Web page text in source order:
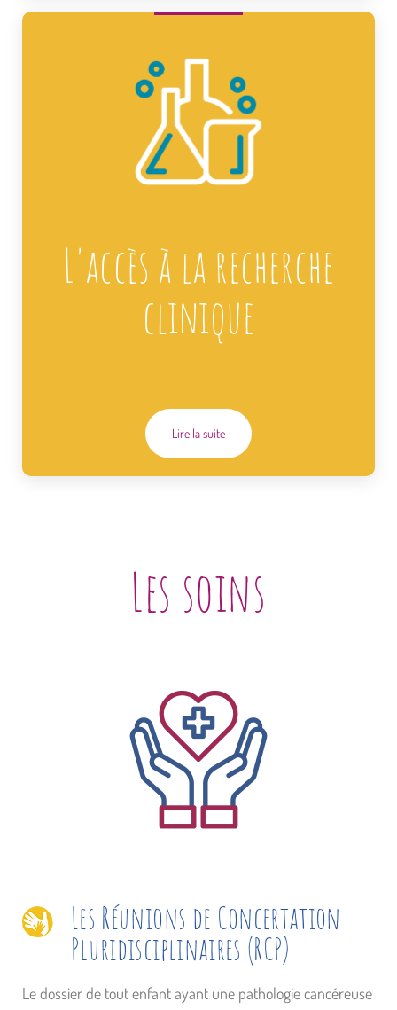
L'accès à la recherche
clinique
Lire la suite
Les soins
Les Réunions de Concertation
Pluridisciplinaires (RCP)
Le dossier de tout enfant ayant une pathologie cancéreuse